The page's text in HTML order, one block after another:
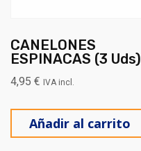
CANELONES
ESPINACAS (3 Uds)
4,95 € IVA incl.
Añadir al carrito